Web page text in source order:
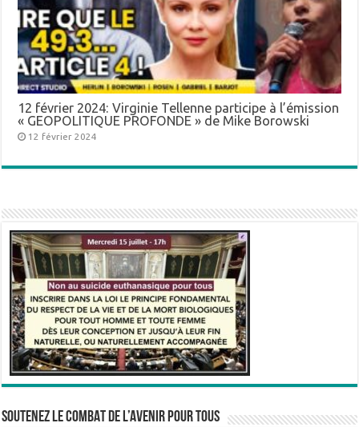
12 février 2024: Virginie Tellenne participe à l’émission
« GEOPOLITIQUE PROFONDE » de Mike Borowski
12 février 2024
SOUTENEZ LE COMBAT DE L’AVenir pour Tous